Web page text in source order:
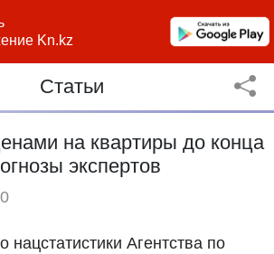
Kn.kz
Статьи
на квартиры до конца
экспертов
Агентства по